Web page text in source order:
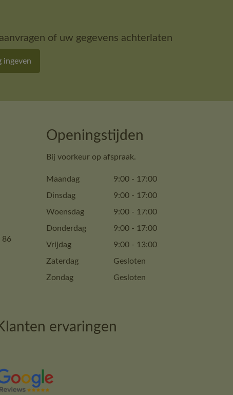
of uw gegevens achterlaten
ingeven
86
Openingstijden
Bij voorkeur op afspraak.
Maandag 9:00 - 17:00
Dinsdag
9:00 - 17:00
Woensdag
9:00 - 17:00
Donderdag
9:00 - 17:00
Vrijdag
9:00 - 13:00
Zaterdag
Gesloten
Zondag
Gesloten
ervaringen